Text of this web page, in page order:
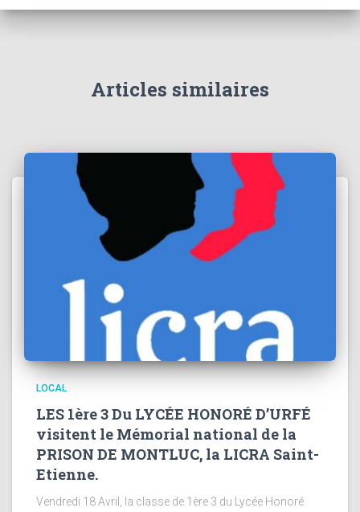
Articles similaires
LOCAL
LES 1ère 3 Du LYCÉE HONORÉ D’URFÉ
visitent le Mémorial national de la
PRISON DE MONTLUC, la LICRA Saint-
Etienne.
Vendredi 18 Avril, la classe de 1ère 3 du Lycée Honoré